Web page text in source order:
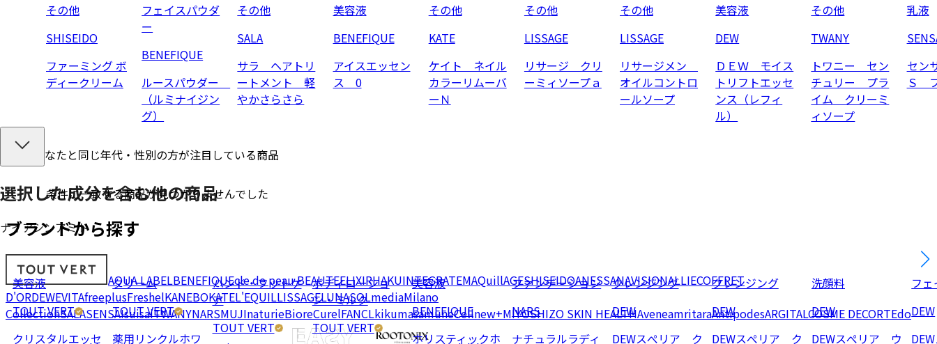
選択した成分を含む他の商品
ナイアシンアミド
美容液
TOUT VERT
クリスタルエッセ
クリーム
TOUT VERT
薬用リンクルホワ
ハンド・フットケ
ア
TOUT VERT
ボディローショ
ン・ミルク
TOUT VERT
美容液
BENEFIQUE
ホリスティックホ
ファンデーション
NARS
ナチュラルラディ
クレンジング
DEW
DEWスぺリア ク
クレンジング
DEW
DEWスぺリア ク
洗顔料
DEW
DEWスぺリア ウ
フ
DEW
その他
SHISEIDO
ファーミング ボ
ディークリーム
フェイスパウダ
ー
BENEFIQUE
ルースパウダー
（ルミナイジン
グ）
その他
SALA
サラ ヘアトリ
ートメント 軽
やかさらさら
美容液
BENEFIQUE
アイスエッセン
ス 0
その他
KATE
ケイト ネイル
カラーリムーバ
ーＮ
その他
LISSAGE
リサージ クリ
ーミィソープａ
その他
LISSAGE
リサージメン
オイルコントロ
ールソープ
美容液
DEW
ＤＥＷ モイス
トリフトエッセ
ンス（レフィ
ル）
その他
TWANY
トワニー セン
チュリー プラ
イム クリーミ
ィソープ
乳液
セン
Ｓ
あなたと同じ年代・性別の方が注目している商品
条件に一致する商品が見つかりませんでした
ブランドから探す
AQUA LABELBENEFIQUEcle de peau BEAUTEELIXIRHAKUINTEGRATEMAQuillAGESHISEIDOANESSANAVISIONALLIECOFFRET
D'ORDEWEVITAfreeplusFreshelKANEBOKATEL'EQUILLISSAGELUNASOLmediaMilano
CollectionSALASENSAIsuisaiTWANYNARSMUJInaturieBioreCurelFANCLkikumasamuneCellnew+MIYOSHIZO SKIN HEALTHAveneamritaraAntipodesARGITALCOSME DECORTEdo